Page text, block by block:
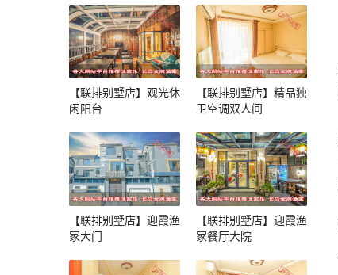
【联排别墅店】观光休
闲阳台
【联排别墅店】精品独
卫空调双人间
【联排别墅店】迎霞渔
家大门
【联排别墅店】迎霞渔
家餐厅大院